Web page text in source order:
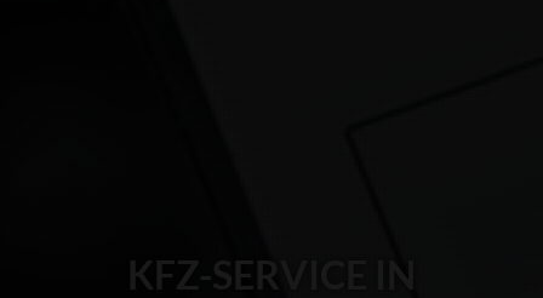
KFZ-SERVICE IN